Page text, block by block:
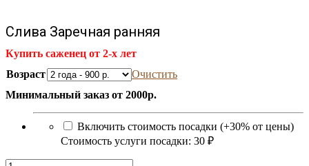
Слива Заречная ранняя
Купить саженец от 2-х лет
Возраст
Очистить
Минимальный заказ от 2000р.
Включить стоимость посадки (+30% от цены)
Стоимость услуги посадки: 30 ₽